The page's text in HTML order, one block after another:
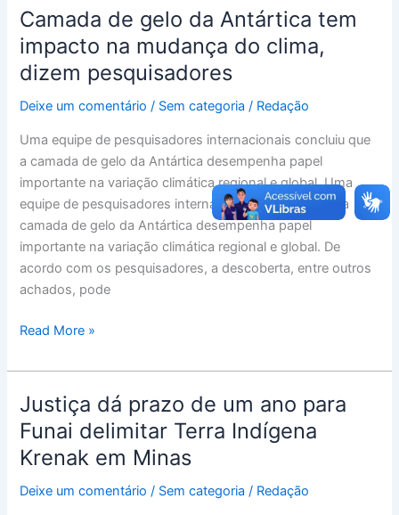
Camada de gelo da Antártica tem
impacto na mudança do clima,
dizem pesquisadores
Deixe um comentário / Sem categoria / Redação
Uma equipe de pesquisadores internacionais concluiu que
a camada de gelo da Antártica desempenha papel
importante na variação climática regional e global. Uma
equipe de pesquisadores internacionais concluiu que a
camada de gelo da Antártica desempenha papel
importante na variação climática regional e global. De
acordo com os pesquisadores, a descoberta, entre outros
achados, pode
Camada
de
gelo
da
Antártica
impacto
na
mudança
do
clima,
dizem
pesquisadores
Read More »
Justiça dá prazo de um ano para
Funai delimitar Terra Indígena
Krenak em Minas
Deixe um comentário / Sem categoria / Redação
Justiça
dá
prazo
de
um